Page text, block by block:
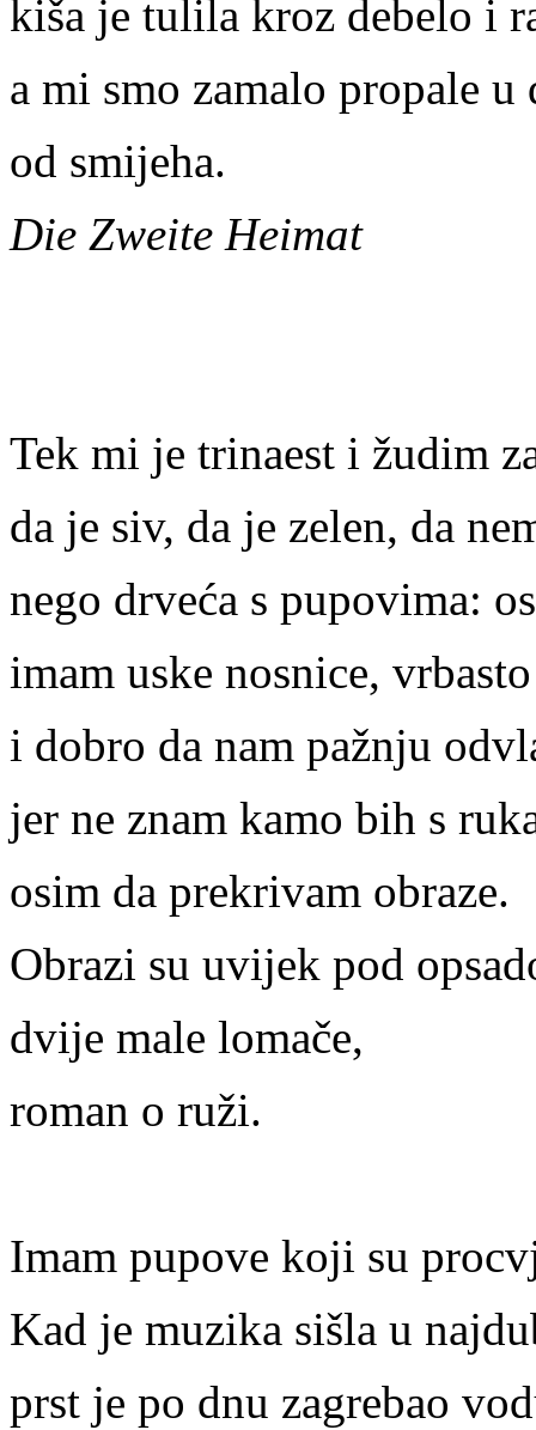
kiša je tulila kroz debelo i
a mi smo zamalo propale u
od smijeha.
Die Zweite Heimat
Tek mi je trinaest i žudim
da je siv, da je zelen, da
nego drveća s pupovima:
imam uske nosnice,
i dobro da nam pažnju
jer ne znam kamo bih s
osim da prekrivam obraze.
Obrazi su uvijek pod
dvije male lomače,
roman o ruži.
Imam pupove koji su
Kad je muzika sišla u
prst je po dnu zagrebao